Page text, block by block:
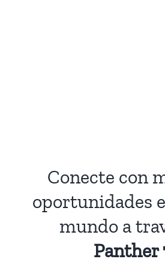
Conecte con
oportunidades
mundo a
Panther